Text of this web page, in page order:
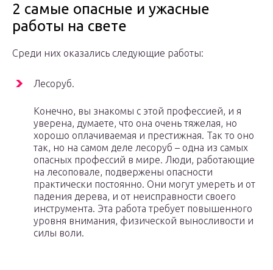
2 самые опасные и ужасные
работы на свете
Среди них оказались следующие работы:
Лесоруб.
Конечно, вы знакомы с этой профессией, и я
уверена, думаете, что она очень тяжелая, но
хорошо оплачиваемая и престижная. Так то оно
так, но на самом деле лесоруб – одна из самых
опасных профессий в мире. Люди, работающие
на лесоповале, подвержены опасности
практически постоянно. Они могут умереть и от
падения дерева, и от неисправности своего
инструмента. Эта работа требует повышенного
уровня внимания, физической выносливости и
силы воли.